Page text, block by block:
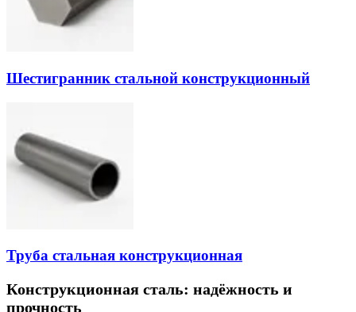
Шестигранник стальной конструкционный
Труба стальная конструкционная
Конструкционная сталь: надёжность и
прочность